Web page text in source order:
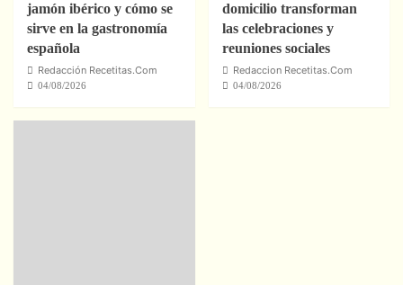
jamón ibérico y cómo se
sirve en la gastronomía
española
Redacción Recetitas.Com
04/08/2026
domicilio transforman
las celebraciones y
reuniones sociales
Redaccion Recetitas.Com
04/08/2026